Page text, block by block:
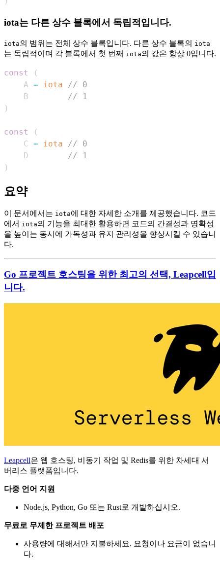
iota는 다른 상수 블록에서 독립적입니다.
iota의 범위는 전체 상수 블록입니다. 다른 상수 블록의 iota
는 독립적이며 각 블록에서 첫 번째 iota의 값은 항상 0입니다.
const
(
    A
= iota
// 0
    B
// 1
)
const
(
    C
= iota
// 0
    D
// 1
)
요약
이 문서에서는 iota에 대한 자세한 소개를 제공했습니다. 코드
에서 iota의 기능을 최대한 활용하면 코드의 간결성과 명확성
을 높이는 동시에 가독성과 유지 관리성을 향상시킬 수 있습니
다.
Go 프로젝트 호스팅을 위한 최고의 선택, Leapcell입
니다.
Leapcell은 웹 호스팅, 비동기 작업 및 Redis를 위한 차세대 서
버리스 플랫폼입니다.
다중 언어 지원
Node.js, Python, Go 또는 Rust로 개발하십시오.
무료로 무제한 프로젝트 배포
사용량에 대해서만 지불하세요. 요청이나 요금이 없습니
다.